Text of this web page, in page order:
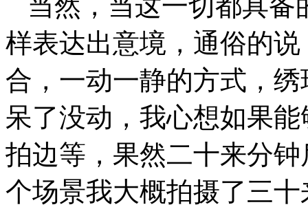
样表达出意境，通俗的
合，一动一静的方式，
呆了没动，我心想如果
拍边等，果然二十来分
个场景我大概拍摄了三十